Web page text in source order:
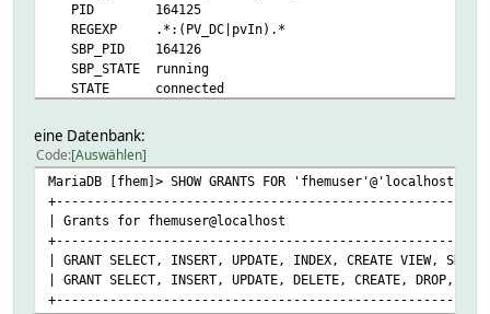
PID 164125
REGEXP .*:(PV_DC|pvIn).*
SBP_PID 164126
SBP_STATE running
STATE connected
UTF8 1
dbconn
dbuser fhemuser
eventCount 612
HELPER:
COLSET 1
DEVICECOL 64
EVENTCOL 512
OLDSTATE connected
PACKAGE main
eine Datenbank:
Code Auswählen
MariaDB [fhem]> SHOW GRANTS FOR 'fhemuser'@'localhost';
| Grants for
| GRANT SELECT, INSERT, UPDATE, INDEX, CREATE VIEW,
| GRANT SELECT, INSERT, UPDATE,